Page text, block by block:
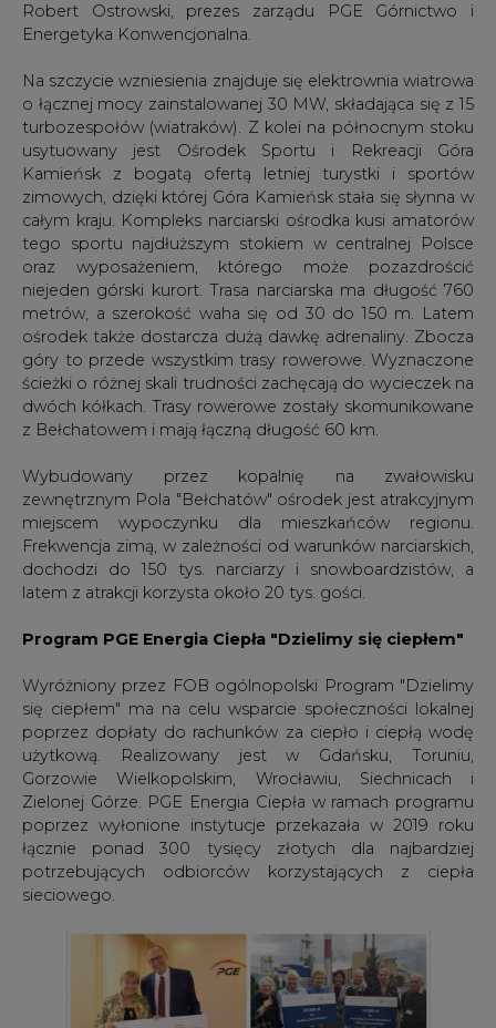
o łącznej mocy zainstalowanej 30 MW, składająca się z 15
turbozespołów (wiatraków). Z kolei na północnym stoku
Kamieńsk z bogatą ofertą letniej turystki i sportów
zimowych, dzięki której Góra Kamieńsk stała się słynna w
całym kraju. Kompleks narciarski ośrodka kusi amatorów
tego sportu najdłuższym stokiem w centralnej Polsce
oraz wyposażeniem, którego może pozazdrościć
niejeden górski kurort. Trasa narciarska ma długość 760
metrów, a szerokość waha się od 30 do 150 m. Latem
ośrodek także dostarcza dużą dawkę adrenaliny. Zbocza
góry to przede wszystkim trasy rowerowe. Wyznaczone
ścieżki o różnej skali trudności zachęcają do wycieczek na
dwóch kółkach. Trasy rowerowe zostały skomunikowane
z Bełchatowem i mają łączną długość 60 km.
Wybudowany przez kopalnię na zwałowisku
zewnętrznym Pola "Bełchatów" ośrodek jest atrakcyjnym
miejscem wypoczynku dla mieszkańców regionu.
dochodzi do 150 tys. narciarzy i snowboardzistów, a
latem z atrakcji korzysta około 20 tys. gości.
Program PGE Energia Ciepła "Dzielimy się ciepłem"
Wyróżniony przez FOB ogólnopolski Program "Dzielimy
poprzez dopłaty do rachunków za ciepło i ciepłą wodę
Gorzowie Wielkopolskim, Wrocławiu, Siechnicach i
Zielonej Górze. PGE Energia Ciepła w ramach programu
poprzez wyłonione instytucje przekazała w 2019 roku
łącznie ponad 300 tysięcy złotych dla najbardziej
potrzebujących odbiorców korzystających z ciepła
sieciowego.